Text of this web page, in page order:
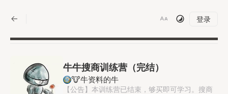
登录
牛牛搜商训练营（完结）
🐮牛资料的牛
【公告】本训练营已结束，够买即可学习。搜商